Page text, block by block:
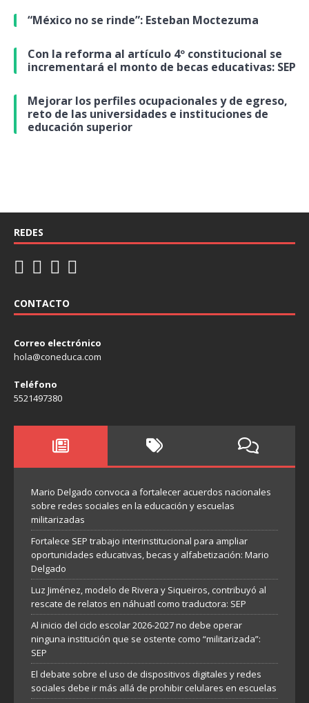
“México no se rinde”: Esteban Moctezuma
Con la reforma al artículo 4º constitucional se
incrementará el monto de becas educativas: SEP
Mejorar los perfiles ocupacionales y de egreso,
reto de las universidades e instituciones de
educación superior
REDES
CONTACTO
Correo electrónico
hola@coneduca.com
Teléfono
5521497380
Mario Delgado convoca a fortalecer acuerdos nacionales
sobre redes sociales en la educación y escuelas
militarizadas
Fortalece SEP trabajo interinstitucional para ampliar
oportunidades educativas, becas y alfabetización: Mario
Delgado
Luz Jiménez, modelo de Rivera y Siqueiros, contribuyó al
rescate de relatos en náhuatl como traductora: SEP
Al inicio del ciclo escolar 2026-2027 no debe operar
ninguna institución que se ostente como “militarizada”:
SEP
El debate sobre el uso de dispositivos digitales y redes
sociales debe ir más allá de prohibir celulares en escuelas